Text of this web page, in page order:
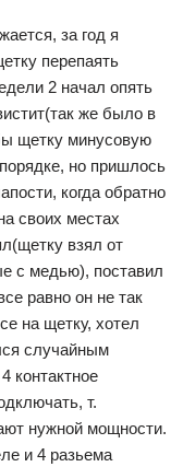
за год я
перепаять
2 начал опять
же было в
щетку минусовую
но пришлось
когда обратно
своих местах
взял от
с медью), поставил
равно он не так
на щетку, хотел
случайным
контактное
т.
нужной мощности.
и 4 разьема